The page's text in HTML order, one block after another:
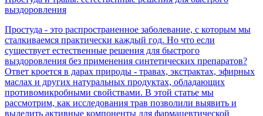
выздоровления
Простуда - это распространенное заболевание, с которым мы
сталкиваемся практически каждый год. Но что если
существует естественные решения для быстрого
выздоровления без применения синтетических препаратов?
Ответ кроется в дарах природы - травах, экстрактах, эфирных
маслах и других натуральных продуктах, обладающих
противомикробными свойствами. В этой статье мы
рассмотрим, как исследования трав позволили выявить и
выделить активные компоненты для фармацевтической